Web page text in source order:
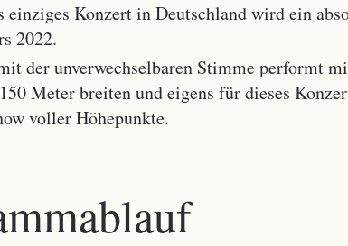
einziges Konzert in Deutschland wird ein
2022.
der unverwechselbaren Stimme performt
Meter breiten und eigens für dieses
voller Höhepunkte.